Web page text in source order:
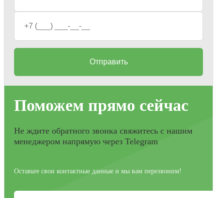
Отправить
Поможем прямо сейчас
Не ждите обратного звонка свяжитесь с нашим
менеджером напрямую через Telegram
Оставьте свои контактные данные и мы вам перезвоним!